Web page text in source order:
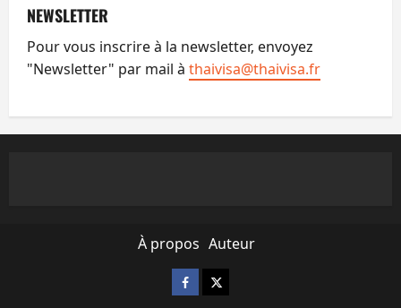
NEWSLETTER
Pour vous inscrire à la newsletter, envoyez
"Newsletter" par mail à thaivisa@thaivisa.fr
À propos Auteur
Facebook
X